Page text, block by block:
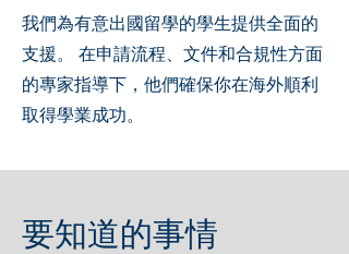
我們為有意出國留學的學生提供全面的
支援。 在申請流程、文件和合規性方面
的專家指導下，他們確保你在海外順利
取得學業成功。
要知道的事情